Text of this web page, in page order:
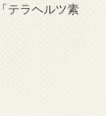
テラヘルツ素